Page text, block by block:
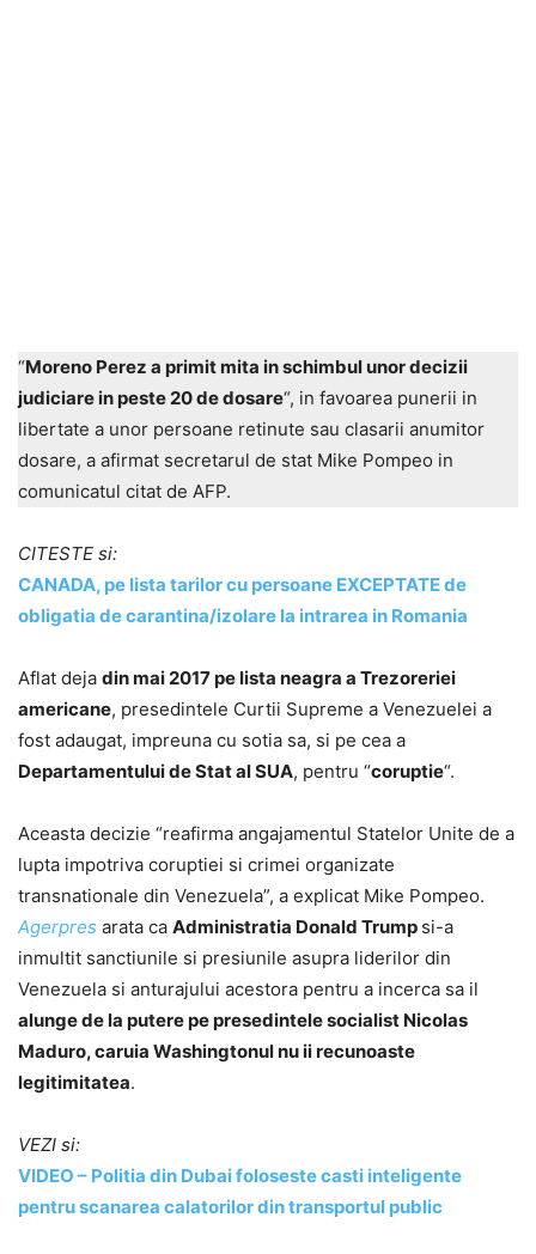
“Moreno Perez a primit mita in schimbul unor decizii
judiciare in peste 20 de dosare“, in favoarea punerii in
libertate a unor persoane retinute sau clasarii anumitor
dosare, a afirmat secretarul de stat Mike Pompeo in
comunicatul citat de AFP.
CITESTE si:
CANADA, pe lista tarilor cu persoane EXCEPTATE de
obligatia de carantina/izolare la intrarea in Romania
Aflat deja din mai 2017 pe lista neagra a Trezoreriei
americane, presedintele Curtii Supreme a Venezuelei a
fost adaugat, impreuna cu sotia sa, si pe cea a
Departamentului de Stat al SUA, pentru “coruptie“.
Aceasta decizie “reafirma angajamentul Statelor Unite de a
lupta impotriva coruptiei si crimei organizate
transnationale din Venezuela”, a explicat Mike Pompeo.
Agerpres arata ca Administratia Donald Trump si-a
inmultit sanctiunile si presiunile asupra liderilor din
Venezuela si anturajului acestora pentru a incerca sa il
alunge de la putere pe presedintele socialist Nicolas
Maduro, caruia Washingtonul nu ii recunoaste
legitimitatea.
VEZI si:
VIDEO – Politia din Dubai foloseste casti inteligente
pentru scanarea calatorilor din transportul public